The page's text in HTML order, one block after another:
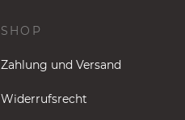
SHOP
Zahlung und Versand
Widerrufsrecht